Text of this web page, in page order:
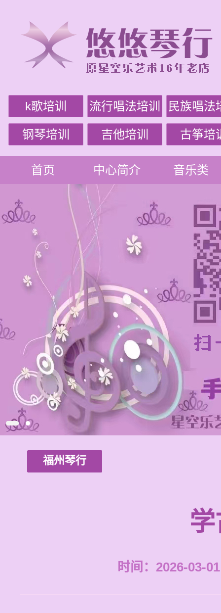
k歌培训 流行唱法培训 民族唱法
钢琴培训 吉他培训 古筝培
首页 中心简介 音乐类
福州琴行
时间：2026-03-